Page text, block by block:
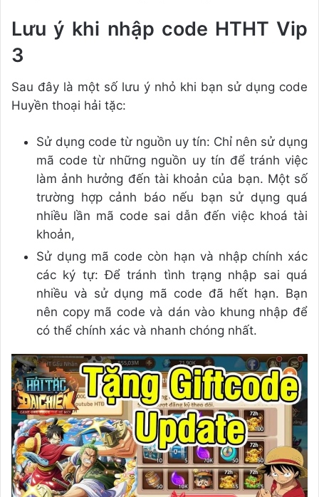
Lưu ý khi nhập code HTHT Vip
3
Sau đây là một số lưu ý nhỏ khi bạn sử dụng code
Huyền thoại hải tặc:
Sử dụng code từ nguồn uy tín: Chỉ nên sử dụng
mã code từ những nguồn uy tín để tránh việc
làm ảnh hưởng đến tài khoản của bạn. Một số
trường hợp cảnh báo nếu bạn sử dụng quá
nhiều lần mã code sai dẫn đến việc khoá tài
khoản,
Sử dụng mã code còn hạn và nhập chính xác
các ký tự: Để tránh tình trạng nhập sai quá
nhiều và sử dụng mã code đã hết hạn. Bạn
nên copy mã code và dán vào khung nhập để
có thể chính xác và nhanh chóng nhất.